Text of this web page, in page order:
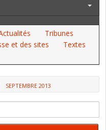
Tribunes
et des sites
Textes
SEPTEMBRE 2013